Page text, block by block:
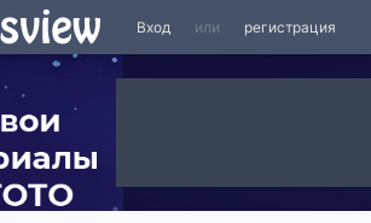
Вход или регистрация